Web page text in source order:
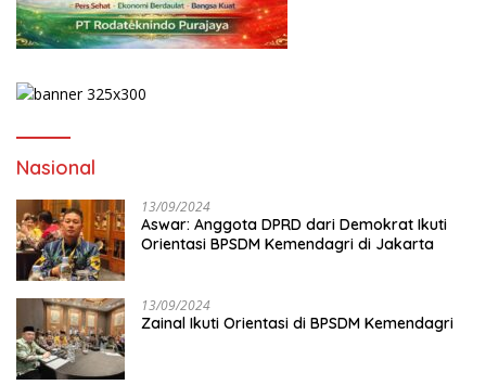
Nasional
13/09/2024
Aswar: Anggota DPRD dari Demokrat Ikuti
Orientasi BPSDM Kemendagri di Jakarta
13/09/2024
Zainal Ikuti Orientasi di BPSDM Kemendagri